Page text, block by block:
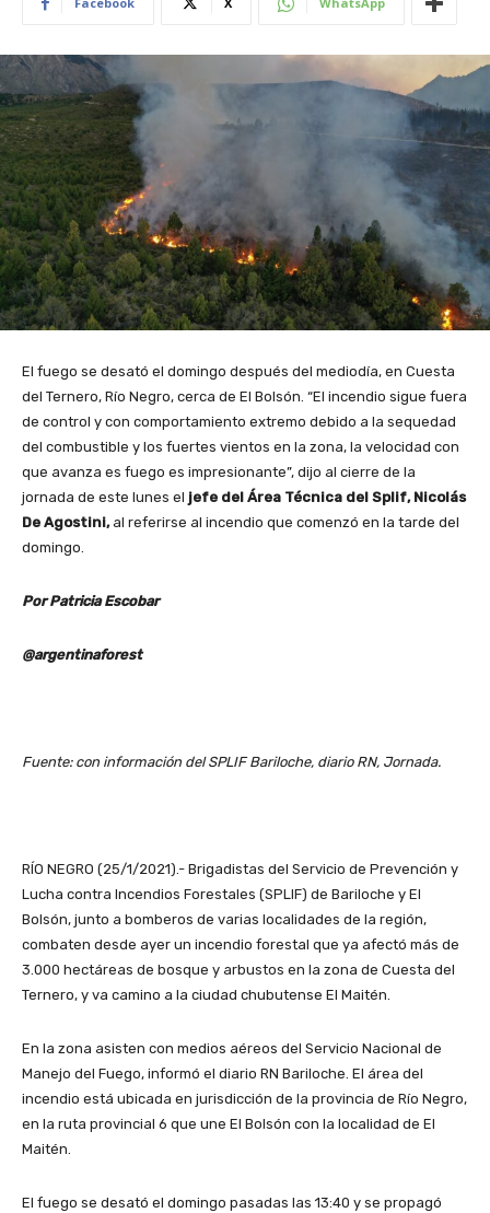
El fuego se desató el domingo después del mediodía, en Cuesta
del Ternero, Río Negro, cerca de El Bolsón. “El incendio sigue fuera
de control y con comportamiento extremo debido a la sequedad
del combustible y los fuertes vientos en la zona, la velocidad con
que avanza es fuego es impresionante”, dijo al cierre de la
jornada de este lunes el jefe del Área Técnica del Splif, Nicolás
De Agostini,al referirse al incendio que comenzó en la tarde del
domingo.
Por Patricia Escobar
@argentinaforest
Fuente: con información del SPLIF Bariloche, diario RN, Jornada.
RÍO NEGRO (25/1/2021).- Brigadistas del Servicio de Prevención y
Lucha contra Incendios Forestales (SPLIF) de Bariloche y El
Bolsón, junto a bomberos de varias localidades de la región,
combaten desde ayer un incendio forestal que ya afectó más de
3.000 hectáreas de bosque y arbustos en la zona de Cuesta del
Ternero, y va camino a la ciudad chubutense El Maitén.
En la zona asisten con medios aéreos del Servicio Nacional de
Manejo del Fuego, informó el diario RN Bariloche. El área del
incendio está ubicada en jurisdicción de la provincia de Río Negro,
en la ruta provincial 6 que une El Bolsón con la localidad de El
Maitén.
El fuego se desató el domingo pasadas las 13:40 y se propagó